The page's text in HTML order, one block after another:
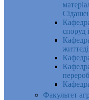
споруд
Факультет